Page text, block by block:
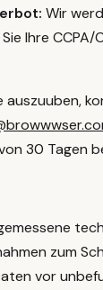
Wir
Ihre CCPA/
auszuuben,
30 Tagen
zum
vor